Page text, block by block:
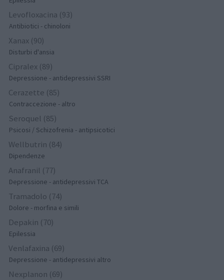
Levofloxacina (93)
Antibiotici - chinoloni
Xanax (90)
Disturbi d'ansia
Cipralex (89)
Depressione - antidepressivi SSRI
Cerazette (85)
Contraccezione - altro
Seroquel (85)
Psicosi / Schizofrenia - antipsicotici
Wellbutrin (84)
Dipendenze
Anafranil (77)
Depressione - antidepressivi TCA
Tramadolo (74)
Dolore - morfina e simili
Depakin (70)
Epilessia
Venlafaxina (69)
Depressione - antidepressivi altro
Nexplanon (69)